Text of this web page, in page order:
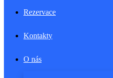
Rezervace
Kontakty
O nás